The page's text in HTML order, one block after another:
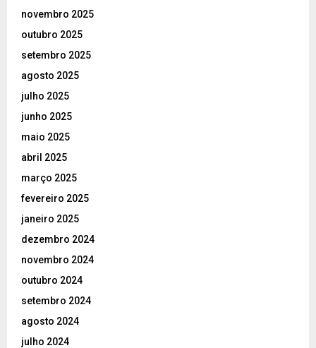
novembro 2025
outubro 2025
setembro 2025
agosto 2025
julho 2025
junho 2025
maio 2025
abril 2025
março 2025
fevereiro 2025
janeiro 2025
dezembro 2024
novembro 2024
outubro 2024
setembro 2024
agosto 2024
julho 2024